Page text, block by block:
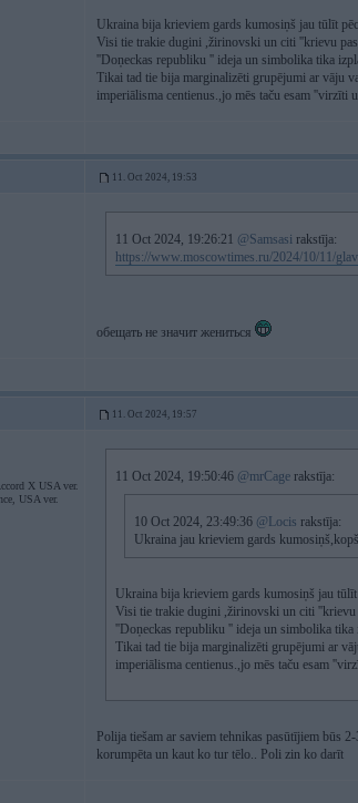
Ukraina bija krieviem gards kumosiņš jau tūlīt
Visi tie trakie dugini ,žirinovski un citi ''krievu
''Doņeckas republiku '' ideja un simbolika tika
Tikai tad tie bija marginalizēti grupējumi ar vāju
imperiālisma centienus.,jo mēs taču esam ''virzīti
11. Oct 2024, 19:53
11 Oct 2024, 19:26:21 @Samsasi rakstīja:
https://www.moscowtimes.ru/2024/10/11/
обещать не значит жениться
11. Oct 2024, 19:57
X USA ver.
USA ver.
11 Oct 2024, 19:50:46 @mrCage rakstīja:
10 Oct 2024, 23:49:36 @Locis rakstīja:
Ukraina jau krieviem gards
Ukraina bija krieviem gards kumosiņš jau
Visi tie trakie dugini ,žirinovski un citi
''Doņeckas republiku '' ideja un simbolika
Tikai tad tie bija marginalizēti grupējumi ar
imperiālisma centienus.,jo mēs taču esam
Polija tiešam ar saviem tehnikas pasūtījiem būs
korumpēta un kaut ko tur tēlo.. Poli zin ko darīt